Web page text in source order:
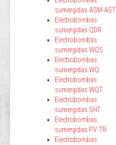
sumergidas ASM-AST
Electrobombas
sumergidas QDR
Electrobombas
sumergidas WQS
Electrobombas
sumergidas WQ
Electrobombas
sumergidas WQT
Electrobombas
sumergidas SHT
Electrobombas
sumergidas PV-TR
Electrobombas